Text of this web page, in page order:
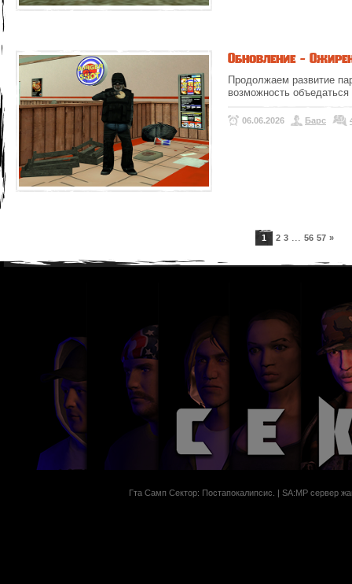
Обновление -
Продолжаем развитие
возможность
06.06.2026 Барс
1 2 3 ... 56 57 »
Гта Самп Сектор: Постапокалипсиc. | SA:MP сервер